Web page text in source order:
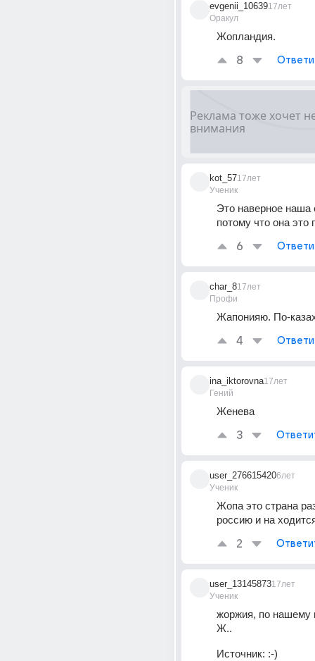
evgenii_10639
Оракул
17лет
Жопландия.
8
kot_57
Ученик
17лет
Это наверное наша
потому что она
6
char_8
Профи
17лет
Жапонияю. По-
4
ina_iktorovna
Гений
17лет
Женева
3
user_276615420
Ученик
6лет
Жопа это страна
россию и на
2
user_13145873
Ученик
17лет
жоржия, по нашему
Ж..
Источник: :-)